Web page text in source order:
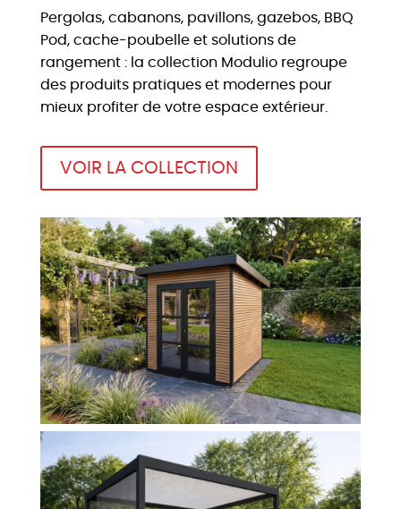
Pergolas, cabanons, pavillons, gazebos, BBQ
Pod, cache-poubelle et solutions de
rangement : la collection Modulio regroupe
des produits pratiques et modernes pour
mieux profiter de votre espace extérieur.
VOIR LA COLLECTION